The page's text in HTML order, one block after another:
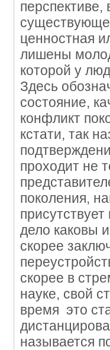
ценностная
лишены
которой у
Здесь
состояние,
конфликт
кстати, так
проходит не
поколения,
дело каковы
скорее
скорее в
науке, свой
время это
называется